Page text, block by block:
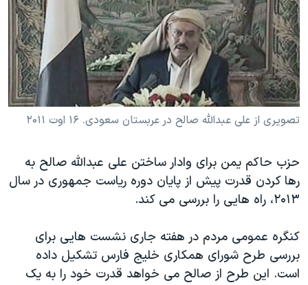
فرهنگ و زندگی
حقوق شهروندی
اقتصادی
علم و فناوری
آرشیو پخش زنده
مستندها
انتخابات ریاست جمهوری آمریکا ۲۰۲۴
حمله جمهوری اسلامی به اسرائیل
رمز مهسا
ورزش زنان در ایران
مجموعه مستندهای دادخواهی
تریبونال مردمی آبان ۹۸
چهل سال گروگان‌گیری
قانون شفافیت دارائی کادر رهبری ایران
دنبال کنید
زبانهای مختلف
تصویری از علی عبدالله صالح در عربستان سعودی. ۱۶ اوت ۲۰۱۱
حزب حاکم یمن برای وادار ساختن علی عبدالله صالح به
رها کردن قدرت پیش از پایان دوره ریاست جمهوری در سال
۲۰۱۳، راه هایی را بررسی می کند.
کنگره عمومی مردم در هفته جاری نشست هایی برای
بررسی طرح شورای همکاری خلیج فارس تشکیل داده
است. این طرح از صالح می خواهد قدرت خود را به یک